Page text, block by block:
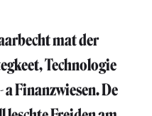
mat der
Technologie
Finanzwiesen. De